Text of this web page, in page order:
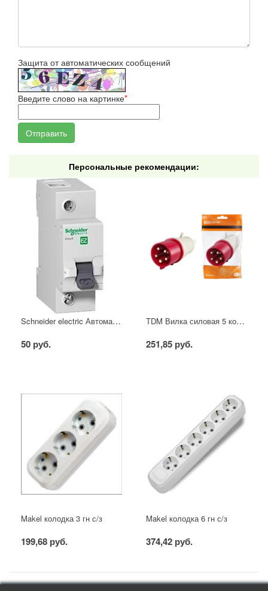
Защита от автоматических сообщений
Введите слово на картинке*
Персональные рекомендации:
Schneider electric Автоматический выключатель 1/40А
50 руб.
TDM Вилка силовая 5 контактов 16А 380В IP44
251,85 руб.
Makel колодка 3 гн с/з
199,68 руб.
Makel колодка 6 гн с/з
374,42 руб.